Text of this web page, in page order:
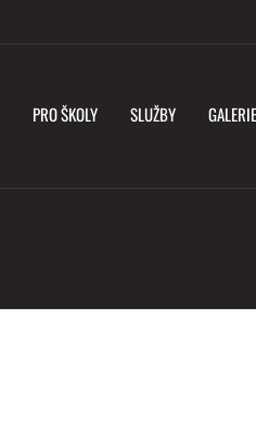
PRO ŠKOLY SLUŽBY GALERIE